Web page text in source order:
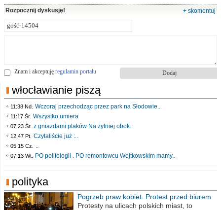
Rozpocznij dyskusję! + skomentuj
Znam i akceptuję regulamin portalu
włocławianie piszą
11:38 Nd. Wczoraj przechodząc przez park na Słodowie..
11:17 Śr. Wszystko umiera
07:23 Śr. z gniazdami ptaków Na żytniej obok..
12:47 Pt. Czytaliście już :..
05:15 Cz. ..
07:13 Wt. PO politologii . PO remontowcu Wojtkowskim mamy..
polityka
Pogrzeb praw kobiet. Protest przed biurem
poselskim PiS
Protesty na ulicach polskich miast, to